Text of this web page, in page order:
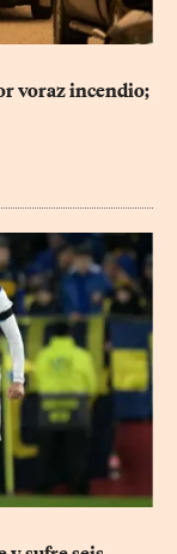
voraz incendio;